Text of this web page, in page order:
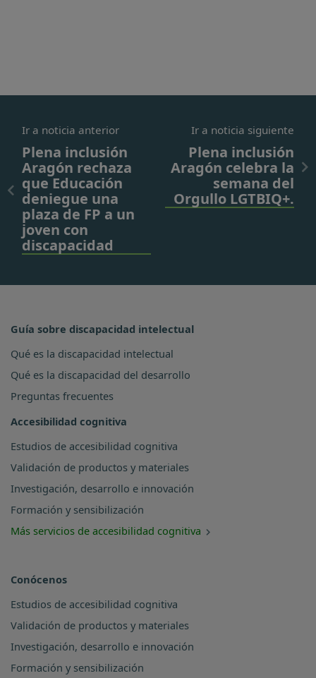
Ir a noticia anterior
Plena inclusión
Aragón rechaza
que Educación
deniegue una
plaza de FP a un
joven con
discapacidad
Ir a noticia siguiente
Plena inclusión
Aragón celebra la
semana del
Orgullo LGTBIQ+.
Guía sobre discapacidad intelectual
Qué es la discapacidad intelectual
Qué es la discapacidad del desarrollo
Preguntas frecuentes
Accesibilidad cognitiva
Estudios de accesibilidad cognitiva
Validación de productos y materiales
Investigación, desarrollo e innovación
Formación y sensibilización
Más servicios de accesibilidad cognitiva
Conócenos
Estudios de accesibilidad cognitiva
Validación de productos y materiales
Investigación, desarrollo e innovación
Formación y sensibilización